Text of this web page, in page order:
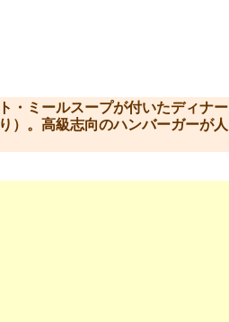
・ミールスープが付いたディナー
）。高級志向のハンバーガーが人